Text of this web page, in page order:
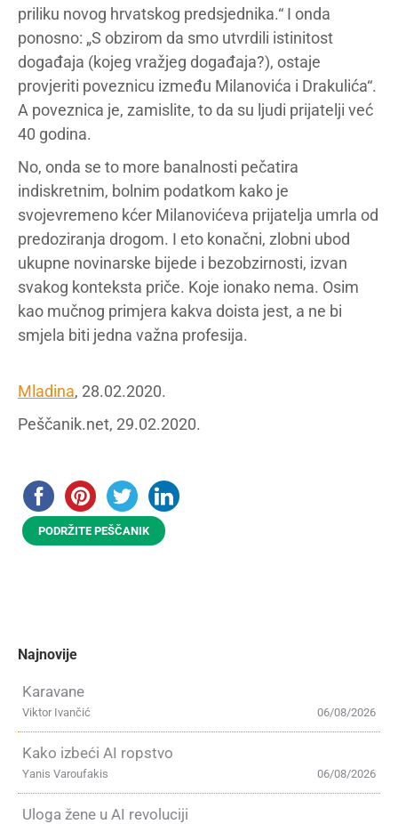
priliku novog hrvatskog predsjednika.“ I onda
ponosno: „S obzirom da smo utvrdili istinitost
događaja (kojeg vražjeg događaja?), ostaje
provjeriti poveznicu između Milanovića i Drakulića“.
A poveznica je, zamislite, to da su ljudi prijatelji već
40 godina.
No, onda se to more banalnosti pečatira
indiskretnim, bolnim podatkom kako je
svojevremeno kćer Milanovićeva prijatelja umrla od
predoziranja drogom. I eto konačni, zlobni ubod
ukupne novinarske bijede i bezobzirnosti, izvan
svakog konteksta priče. Koje ionako nema. Osim
kao mučnog primjera kakva doista jest, a ne bi
smjela biti jedna važna profesija.
Mladina, 28.02.2020.
Peščanik.net, 29.02.2020.
PODRŽITE PEŠČANIK
Najnovije
Karavane
06/08/2026
Viktor Ivančić
Kako izbeći AI ropstvo
06/08/2026
Yanis Varoufakis
Uloga žene u AI revoluciji